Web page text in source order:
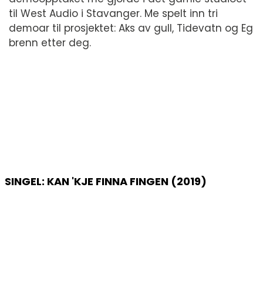
til West Audio i Stavanger. Me spelt inn tri
demoar til prosjektet: Aks av gull, Tidevatn og Eg
brenn etter deg.
SINGEL: KAN 'KJE FINNA FINGEN (2019)